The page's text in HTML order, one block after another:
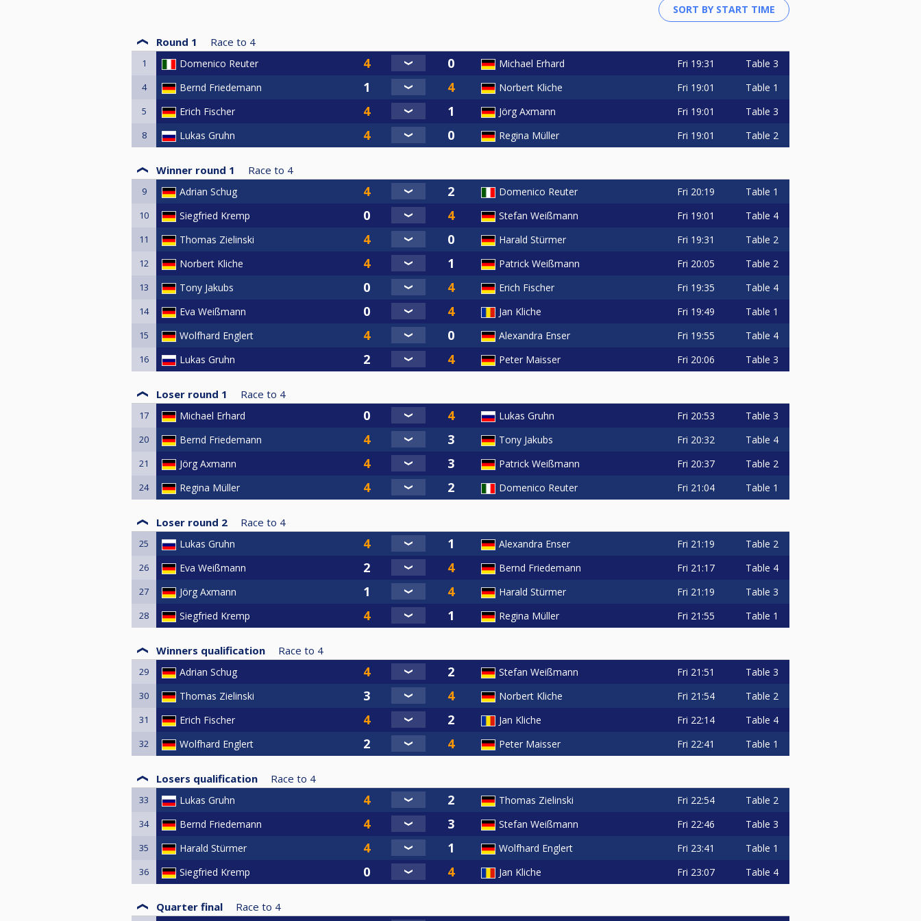
Round 1 Race to 4
1 Domenico Reuter Michael Erhard Fri 19:31 Table 3
4 Bernd Friedemann Norbert Kliche Fri 19:01 Table 1
5 Erich Fischer Jörg Axmann Fri 19:01 Table 3
8 Lukas Gruhn Regina Müller Fri 19:01 Table 2
Winner round 1 Race to 4
9 Adrian Schug Domenico Reuter Fri 20:19 Table 1
10 Siegfried Kremp Stefan Weißmann Fri 19:01 Table 4
11 Thomas Zielinski Harald Stürmer Fri 19:31 Table 2
12 Norbert Kliche Patrick Weißmann Fri 20:05 Table 2
13 Tony Jakubs Erich Fischer Fri 19:35 Table 4
14 Eva Weißmann Jan Kliche Fri 19:49 Table 1
15 Wolfhard Englert Alexandra Enser Fri 19:55 Table 4
16 Lukas Gruhn Peter Maisser Fri 20:06 Table 3
Loser round 1 Race to 4
17 Michael Erhard Lukas Gruhn Fri 20:53 Table 3
20 Bernd Friedemann Tony Jakubs Fri 20:32 Table 4
21 Jörg Axmann Patrick Weißmann Fri 20:37 Table 2
24 Regina Müller Domenico Reuter Fri 21:04 Table 1
Loser round 2 Race to 4
25 Lukas Gruhn Alexandra Enser Fri 21:19 Table 2
26 Eva Weißmann Bernd Friedemann Fri 21:17 Table 4
27 Jörg Axmann Harald Stürmer Fri 21:19 Table 3
28 Siegfried Kremp Regina Müller Fri 21:55 Table 1
Winners qualification Race to 4
29 Adrian Schug Stefan Weißmann Fri 21:51 Table 3
30 Thomas Zielinski Norbert Kliche Fri 21:54 Table 2
31 Erich Fischer Jan Kliche Fri 22:14 Table 4
32 Wolfhard Englert Peter Maisser Fri 22:41 Table 1
Losers qualification Race to 4
33 Lukas Gruhn Thomas Zielinski Fri 22:54 Table 2
34 Bernd Friedemann Stefan Weißmann Fri 22:46 Table 3
35 Harald Stürmer Wolfhard Englert Fri 23:41 Table 1
36 Siegfried Kremp Jan Kliche Fri 23:07 Table 4
Quarter final Race to 4